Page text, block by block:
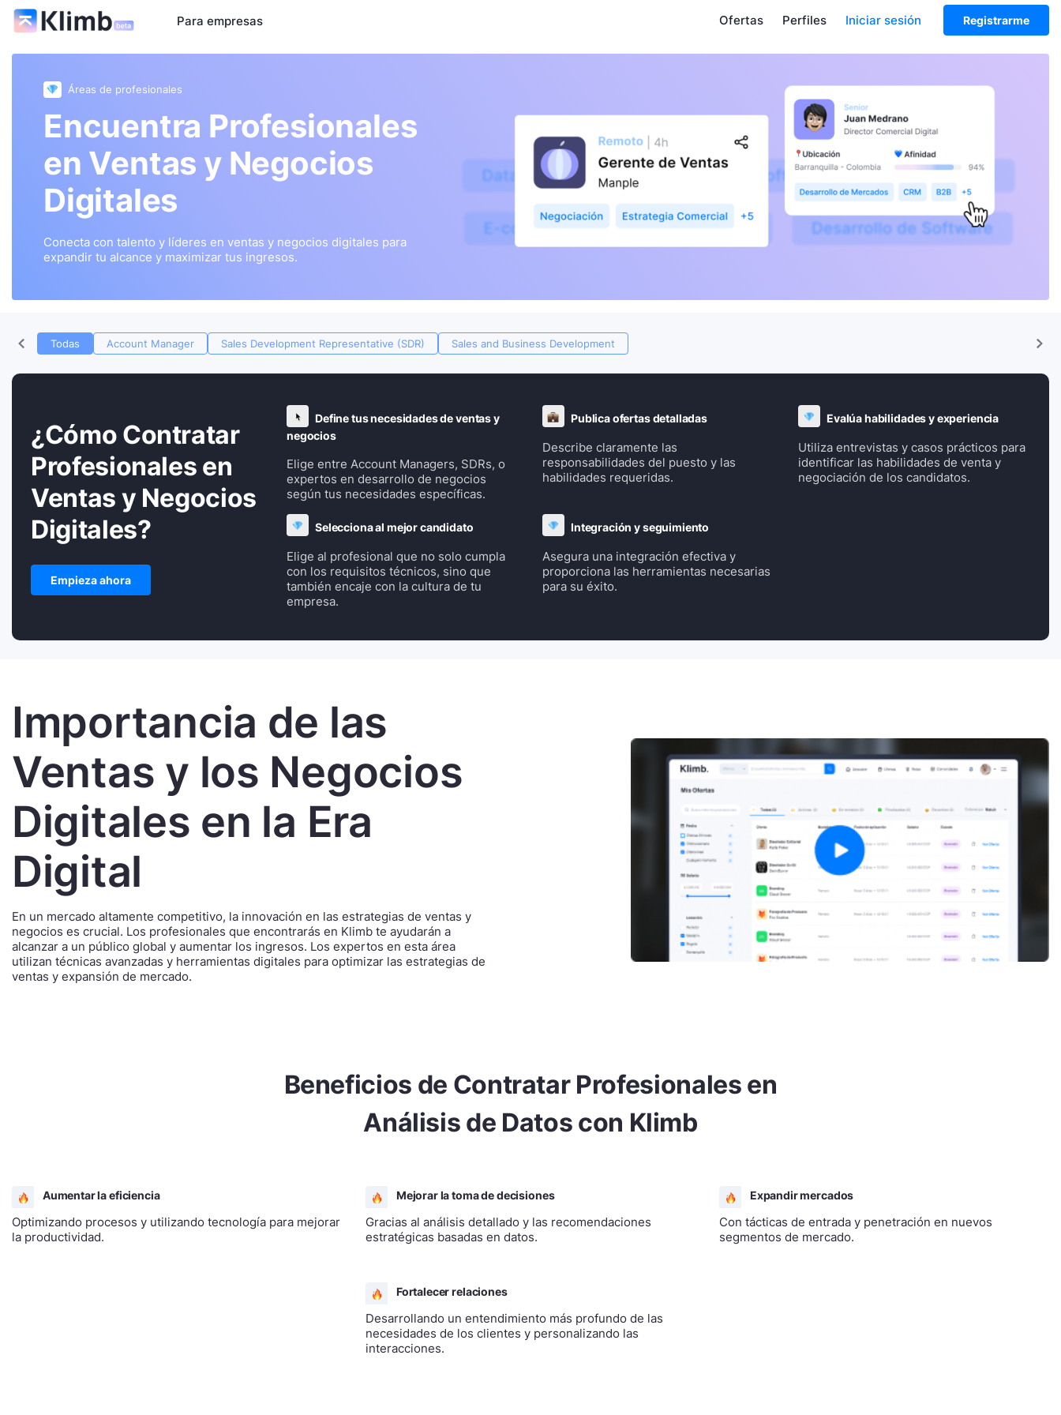
Para empresas Ofertas Perfiles Iniciar sesión Registrarme
Áreas de profesionales
Encuentra Profesionales
en Ventas y Negocios
Digitales
Conecta con talento y líderes en ventas y negocios digitales para
expandir tu alcance y maximizar tus ingresos.
Todas Account Manager Sales Development Representative (SDR) Sales and Business Development
¿Cómo Contratar
Profesionales en
Ventas y Negocios
Digitales?
Empieza ahora
Define tus necesidades de ventas y
negocios
Elige entre Account Managers, SDRs, o
expertos en desarrollo de negocios
según tus necesidades específicas.
Publica ofertas detalladas
Describe claramente las
responsabilidades del puesto y las
habilidades requeridas.
Evalúa habilidades y experiencia
Utiliza entrevistas y casos prácticos para
identificar las habilidades de venta y
negociación de los candidatos.
Selecciona al mejor candidato
Elige al profesional que no solo cumpla
con los requisitos técnicos, sino que
también encaje con la cultura de tu
empresa.
Integración y seguimiento
Asegura una integración efectiva y
proporciona las herramientas necesarias
para su éxito.
Importancia de las
Ventas y los Negocios
Digitales en la Era
Digital
En un mercado altamente competitivo, la innovación en las estrategias de ventas y
negocios es crucial. Los profesionales que encontrarás en Klimb te ayudarán a
alcanzar a un público global y aumentar los ingresos. Los expertos en esta área
utilizan técnicas avanzadas y herramientas digitales para optimizar las estrategias de
ventas y expansión de mercado.
Beneficios de Contratar Profesionales en
Análisis de Datos con Klimb
Aumentar la eficiencia
Optimizando procesos y utilizando tecnología para mejorar
la productividad.
Mejorar la toma de decisiones
Gracias al análisis detallado y las recomendaciones
estratégicas basadas en datos.
Expandir mercados
Con tácticas de entrada y penetración en nuevos
segmentos de mercado.
Fortalecer relaciones
Desarrollando un entendimiento más profundo de las
necesidades de los clientes y personalizando las
interacciones.